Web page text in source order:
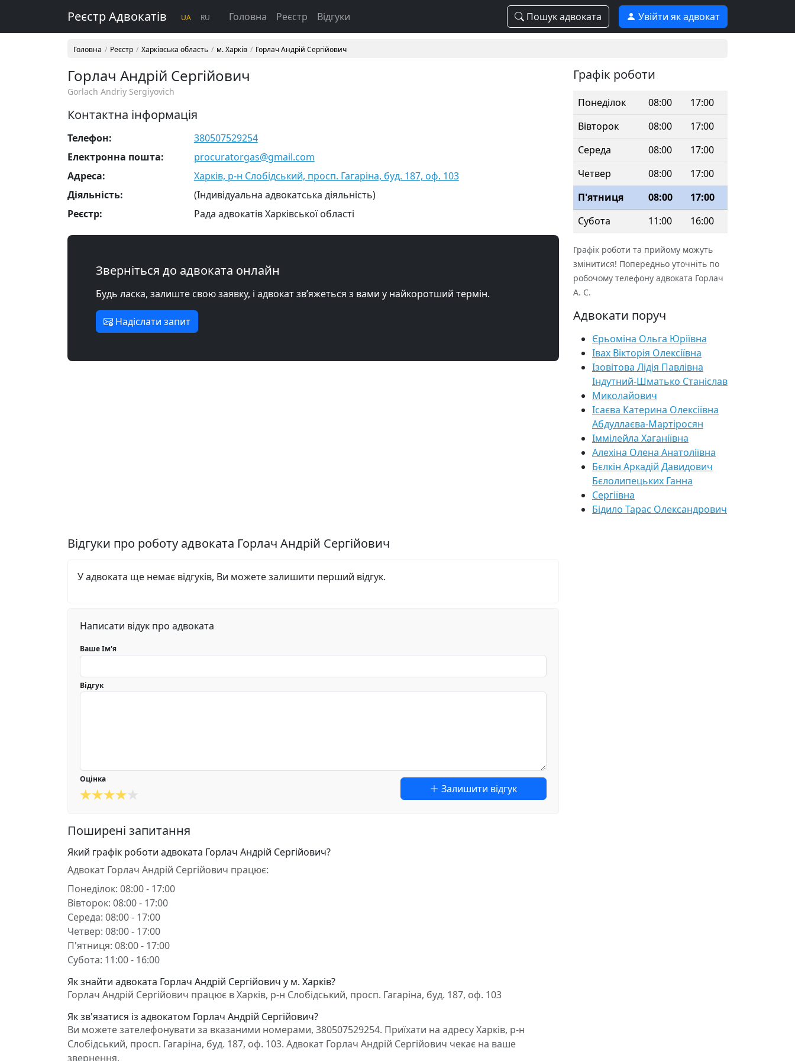
Реєстр Адвокатів UA RU Головна Реєстр Відгуки Пошук адвоката Увійти як адвокат
Головна Реєстр Харківська область м. Харків Горлач Андрій Сергійович
Горлач Андрій Сергійович
Gorlach Andriy Sergiyovich
Контактна інформація
Телефон:
380507529254
Електронна пошта:
procuratorgas@gmail.com
Адреса:
Харків, р-н Слобідський, просп. Гагаріна, буд. 187, оф. 103
Діяльність:
(Індивідуальна адвокатська діяльність)
Реєстр:
Рада адвокатів Харківської області
Зверніться до адвоката онлайн
Будь ласка, залиште свою заявку, і адвокат зв’яжеться з вами у найкоротший термін.
Надіслати запит
Відгуки про роботу адвоката Горлач Андрій Сергійович
У адвоката ще немає відгуків, Ви можете залишити перший відгук.
Написати відук про адвоката
Ваше Ім'я
Відгук
Оцінка
Залишити відгук
Поширені запитання
Який графік роботи адвоката Горлач Андрій Сергійович?
Адвокат Горлач Андрій Сергійович працює:
Понеділок: 08:00 - 17:00
Вівторок: 08:00 - 17:00
Середа: 08:00 - 17:00
Четвер: 08:00 - 17:00
П'ятниця: 08:00 - 17:00
Субота: 11:00 - 16:00
Як знайти адвоката Горлач Андрій Сергійович у м. Харків?
Горлач Андрій Сергійович працює в Харків, р-н Слобідський, просп. Гагаріна, буд. 187, оф. 103
Як зв'язатися із адвокатом Горлач Андрій Сергійович?
Ви можете зателефонувати за вказаними номерами, 380507529254. Приїхати на адресу Харків, р-н
Слобідський, просп. Гагаріна, буд. 187, оф. 103. Адвокат Горлач Андрій Сергійович чекає на ваше
звернення.
Графік роботи
Понеділок 08:00
17:00
Вівторок
08:00
17:00
Середа
08:00
17:00
Четвер
08:00
17:00
П'ятниця
08:00
17:00
Субота
11:00 16:00
Графік роботи та прийому можуть
змінитися! Попередньо уточніть по
робочому телефону адвоката Горлач
А. С.
Адвокати поруч
Єрьоміна Ольга Юріївна
Івах Вікторія Олексіївна
Ізовітова Лідія Павлівна
Індутний-Шматько Станіслав
Миколайович
Ісаєва Катерина Олексіївна
Абдуллаєва-Мартіросян
Іммілейла Хаганіївна
Алехіна Олена Анатоліївна
Бєлкін Аркадій Давидович
Бєлолипецьких Ганна
Сергіївна
Бідило Тарас Олександрович